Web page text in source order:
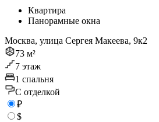
Квартира
Панорамные окна
Москва, улица Сергея Макеева, 9к2
73 м²
7 этаж
1 спальня
C отделкой
₽
$